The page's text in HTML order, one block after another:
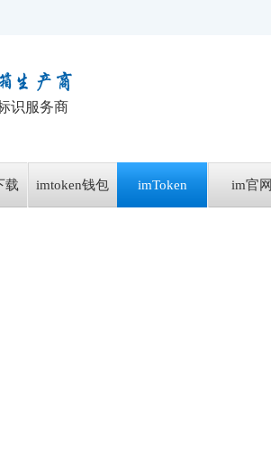
识服务商
载 imtoken钱包 imToken im官网